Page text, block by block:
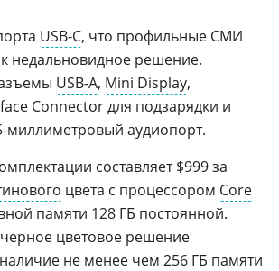
USB-C, что профильные СМИ
недальновидное решение.
USB-A, Mini Display,
Connector для подзарядки и
миллиметровый аудиопорт.
составляет $999 за
цвета с процессором Core
памяти 128 ГБ постоянной.
цветовое решение
не менее чем 256 ГБ памяти